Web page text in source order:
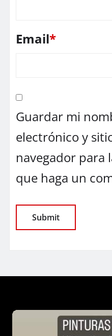
Email*
Guardar mi
electrónico y
navegador para
que haga un